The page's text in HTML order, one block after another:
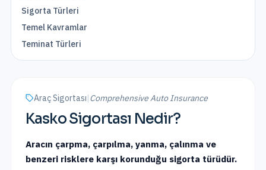
Sigorta Türleri
Temel Kavramlar
Teminat Türleri
Araç Sigortası|Comprehensive Auto Insurance
Kasko Sigortası Nedir?
Aracın çarpma, çarpılma, yanma, çalınma ve
benzeri risklere karşı korunduğu sigorta türüdür.